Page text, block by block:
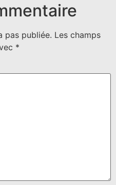
pas publiée. Les champs
*